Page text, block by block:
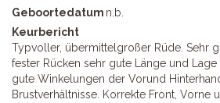
Geboortedatum n.b.
Keurbericht
Typvoller, übermittelgroßer Rüde. Sehr
fester Rücken sehr gute Länge und
gute Winkelungen der Vorund
Brustverhältnisse. Korrekte Front, Vorne